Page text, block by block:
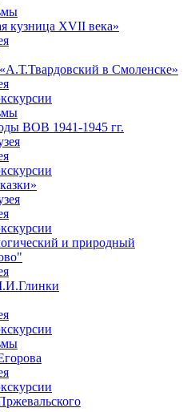
кузница XVII века»
в Смоленске»
ВОВ 1941-1945 гг.
и природный